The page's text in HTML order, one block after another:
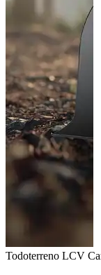
Todoterreno LCV